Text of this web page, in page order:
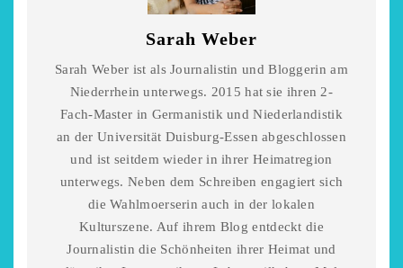
Sarah Weber
Sarah Weber ist als Journalistin und Bloggerin am
Niederrhein unterwegs. 2015 hat sie ihren 2-
Fach-Master in Germanistik und Niederlandistik
an der Universität Duisburg-Essen abgeschlossen
und ist seitdem wieder in ihrer Heimatregion
unterwegs. Neben dem Schreiben engagiert sich
die Wahlmoerserin auch in der lokalen
Kulturszene. Auf ihrem Blog entdeckt die
Journalistin die Schönheiten ihrer Heimat und